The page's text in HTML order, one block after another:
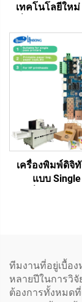
เทคโนโลยีให
ขวัญ กล่องพ
กระดาษอาร์ต
นิตยสาร การพิม
ผ่าน
เครื่องพิมพ์ดิจิ
แบบ
ทีมงานที่อยู่เบื้อง
หลายปีในการวิ
ต้องการทั้งหมด